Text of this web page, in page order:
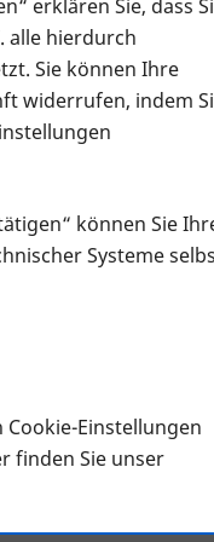
in
Infonmaterial
erklären Sie, dass
alle hierdurch
Sie können Ihre
widerrufen, indem
können Sie
Systeme
Einstellungen
finden Sie unser